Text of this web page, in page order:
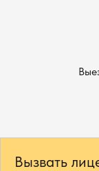
Вызвать